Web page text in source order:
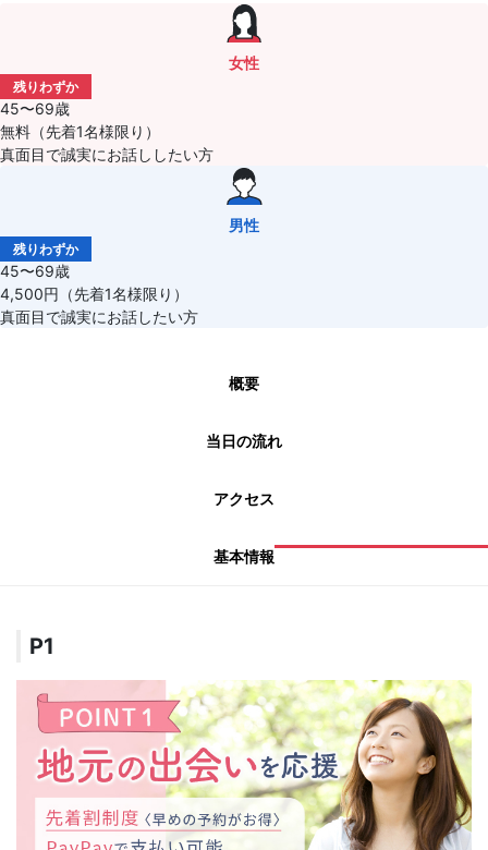
女性
残りわずか
45〜69歳
無料（先着1名様限り）
真面目で誠実にお話ししたい方
男性
残りわずか
45〜69歳
4,500円（先着1名様限り）
真面目で誠実にお話したい方
概要
当日の流れ
アクセス
基本情報
P1